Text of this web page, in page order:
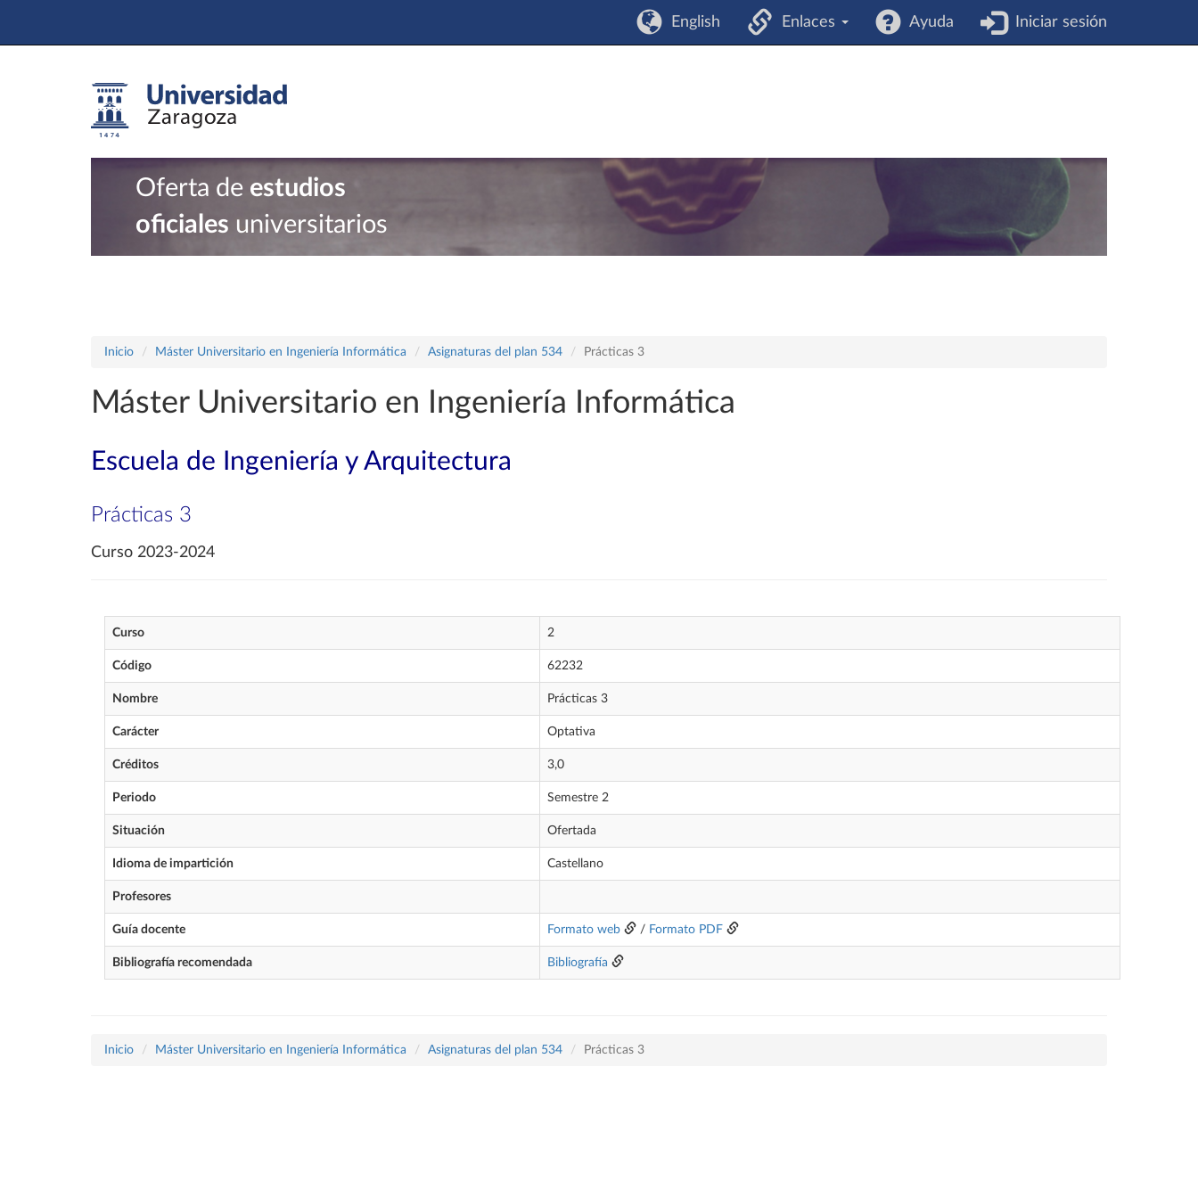
English Enlaces Ayuda Iniciar sesión
Oferta de estudios
oficiales universitarios
Inicio Máster Universitario en Ingeniería Informática Asignaturas del plan 534 Prácticas 3
Máster Universitario en Ingeniería Informática
Escuela de Ingeniería y Arquitectura
Prácticas 3
Curso 2023-2024
Curso 2
Código 62232
Nombre Prácticas 3
Carácter Optativa
Créditos 3,0
Periodo Semestre 2
Situación Ofertada
Idioma de impartición Castellano
Profesores
Guía docente Formato web / Formato PDF
Bibliografía recomendada Bibliografía
Inicio Máster Universitario en Ingeniería Informática Asignaturas del plan 534 Prácticas 3